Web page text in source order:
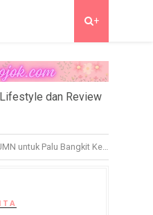
+
dan Review
untuk Palu Bangkit Kembali.